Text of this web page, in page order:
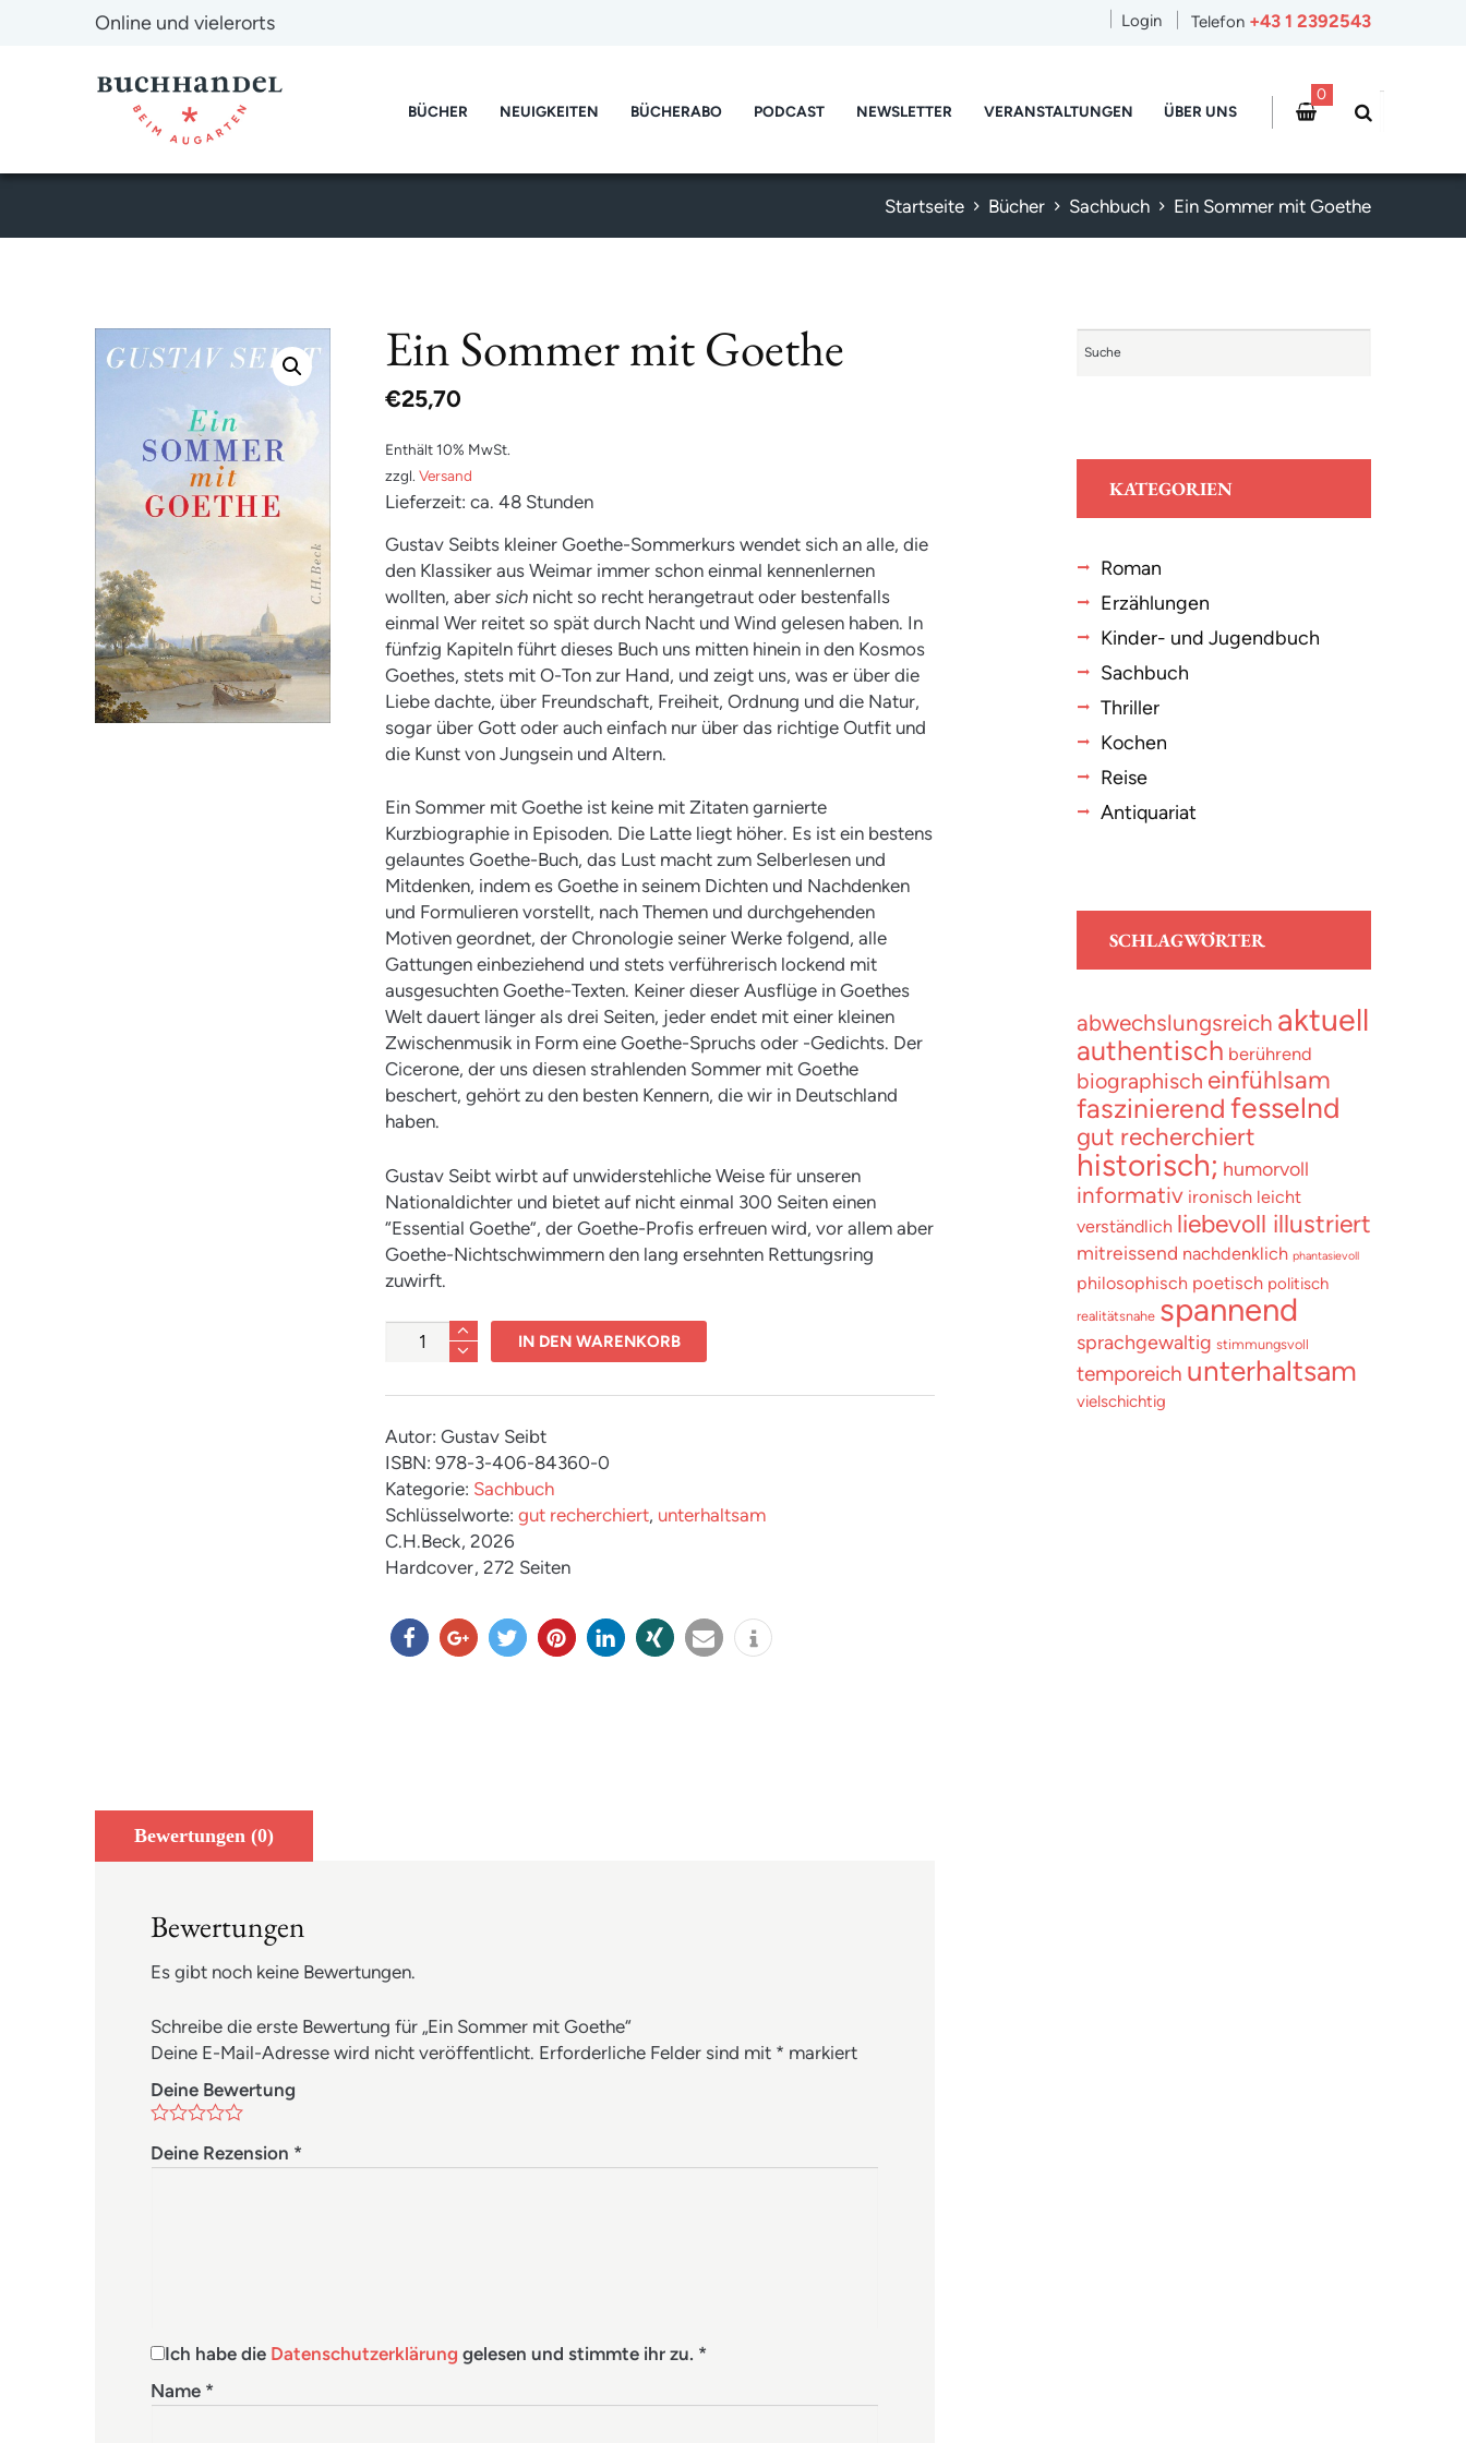
Online und vielerorts Telefon +43 1 2392543
Login
BÜCHER NEUIGKEITEN BÜCHERABO PODCAST NEWSLETTER VERANSTALTUNGEN ÜBER UNS
0
Startseite Bücher Sachbuch Ein Sommer mit Goethe
Ein Sommer mit Goethe
€25,70
Enthält 10% MwSt.
zzgl. Versand
Lieferzeit: ca. 48 Stunden
Gustav Seibts kleiner Goethe-Sommerkurs wendet sich an alle, die
den Klassiker aus Weimar immer schon einmal kennenlernen
wollten, aber sichnicht so recht herangetraut oder bestenfalls
einmal Wer reitet so spät durch Nacht und Wind gelesen haben. In
fünfzig Kapiteln führt dieses Buch uns mitten hinein in den Kosmos
Goethes, stets mit O-Ton zur Hand, und zeigt uns, was er über die
Liebe dachte, über Freundschaft, Freiheit, Ordnung und die Natur,
sogar über Gott oder auch einfach nur über das richtige Outfit und
die Kunst von Jungsein und Altern.
Ein Sommer mit Goethe ist keine mit Zitaten garnierte
Kurzbiographie in Episoden. Die Latte liegt höher. Es ist ein bestens
gelauntes Goethe-Buch, das Lust macht zum Selberlesen und
Mitdenken, indem es Goethe in seinem Dichten und Nachdenken
und Formulieren vorstellt, nach Themen und durchgehenden
Motiven geordnet, der Chronologie seiner Werke folgend, alle
Gattungen einbeziehend und stets verführerisch lockend mit
ausgesuchten Goethe-Texten. Keiner dieser Ausflüge in Goethes
Welt dauert länger als drei Seiten, jeder endet mit einer kleinen
Zwischenmusik in Form eine Goethe-Spruchs oder -Gedichts. Der
Cicerone, der uns diesen strahlenden Sommer mit Goethe
beschert, gehört zu den besten Kennern, die wir in Deutschland
haben.
Gustav Seibt wirbt auf unwiderstehliche Weise für unseren
Nationaldichter und bietet auf nicht einmal 300 Seiten einen
“Essential Goethe”, der Goethe-Profis erfreuen wird, vor allem aber
Goethe-Nichtschwimmern den lang ersehnten Rettungsring
zuwirft.
Anzahl IN DEN WARENKORB
Autor: Gustav Seibt
ISBN: 978-3-406-84360-0
Kategorie: Sachbuch
Schlüsselworte: gut recherchiert, unterhaltsam
C.H.Beck, 2026
Hardcover, 272 Seiten
Bewertungen (0)
Bewertungen
Es gibt noch keine Bewertungen.
Schreibe die erste Bewertung für „Ein Sommer mit Goethe“
Deine E-Mail-Adresse wird nicht veröffentlicht. Erforderliche Felder sind mit * markiert
Deine Bewertung
Deine Rezension *
Ich habe die Datenschutzerklärung gelesen und stimmte ihr zu. *
Name *
KATEGORIEN
Roman
Erzählungen
Kinder- und Jugendbuch
Sachbuch
Thriller
Kochen
Reise
Antiquariat
SCHLAGWÖRTER
abwechslungsreich aktuell
authentisch berührend
biographisch einfühlsam
faszinierend fesselnd
gut recherchiert
historisch; humorvoll
informativ ironisch leicht
verständlich liebevoll illustriert
mitreissend nachdenklich phantasievoll
philosophisch poetisch politisch
realitätsnahe spannend
sprachgewaltig stimmungsvoll
temporeich unterhaltsam
vielschichtig